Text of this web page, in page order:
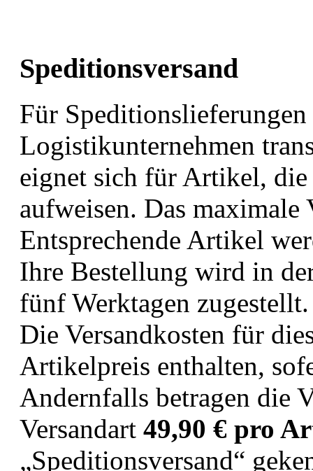
Speditionsversand
Für
Logistikunternehmen
eignet sich für Artikel,
aufweisen. Das
Entsprechende Artikel
Ihre Bestellung wird in
fünf Werktagen zugestellt.
Die Versandkosten für
Artikelpreis enthalten,
Andernfalls betragen die
Versandart 49,90 € pro
„Speditionsversand“